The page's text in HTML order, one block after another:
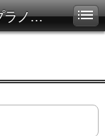
CANTIAMO IL BELCANTO ソプラノ千賀恵子オフィシャルホームページ